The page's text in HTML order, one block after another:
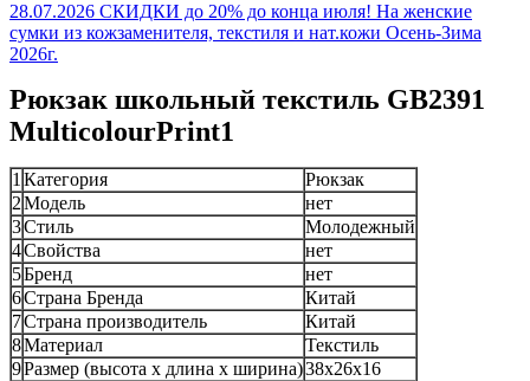
28.07.2026 СКИДКИ до 20% до конца июля! На женские
сумки из кожзаменителя, текстиля и нат.кожи Осень-Зима
2026г.
Рюкзак школьный текстиль GB2391
MulticolourPrint1
1 Категория
Рюкзак
2Модель
нет
3Стиль
Молодежный
4Свойства
нет
5Бренд
нет
6Страна Бренда
Китай
7Страна производитель
Китай
8Материал
Текстиль
9Размер (высота х длина х ширина)38х26х16